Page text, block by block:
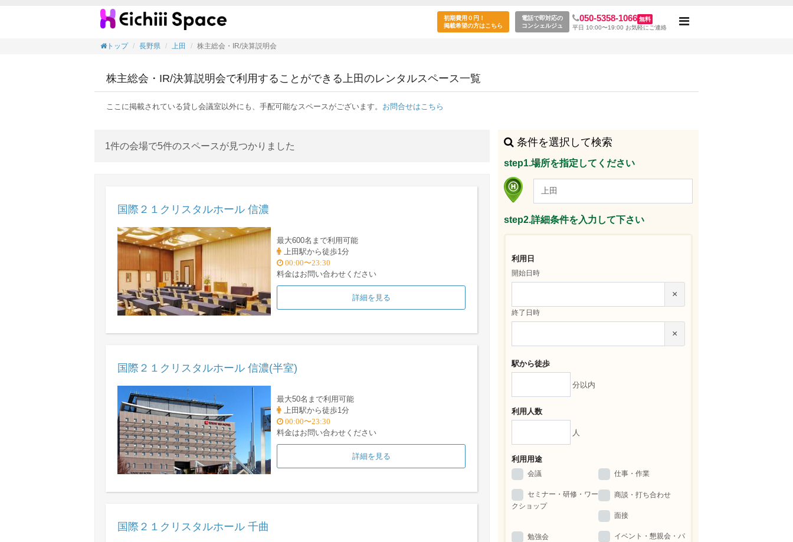
株主総会・IR/決算説明会の目的で利用できる上田駅のレンタルスペース一覧
初期費用０円！
掲載希望の方はこちら
電話で即対応の
コンシェルジュ
050-5358-1066 無料
平日 10:00〜19:00 お気軽にご連絡
Toggle
トップ 長野県 上田 株主総会・IR/決算説明会
株主総会・IR/決算説明会で利用することができる上田のレンタルスペース一覧
ここに掲載されている貸し会議室以外にも、手配可能なスペースがございます。 お問合せはこちら
1件の会場で5件のスペースが見つかりました
国際２１クリスタルホール 信濃
最大600名まで利用可能
上田駅から徒歩1分
00:00〜23:30
料金はお問い合わせください
詳細を見る
国際２１クリスタルホール 信濃(半室)
最大50名まで利用可能
上田駅から徒歩1分
00:00〜23:30
料金はお問い合わせください
詳細を見る
国際２１クリスタルホール 千曲
条件を選択して検索
step1.場所を指定してください
step2.詳細条件を入力して下さい
利用日
開始日時
×
終了日時
×
駅から徒歩
分以内
利用人数
人
利用用途
会議 仕事・作業
セミナー・研修・ワー
クショップ
商談・打ち合わせ
面接
勉強会
イベント・懇親会・パ